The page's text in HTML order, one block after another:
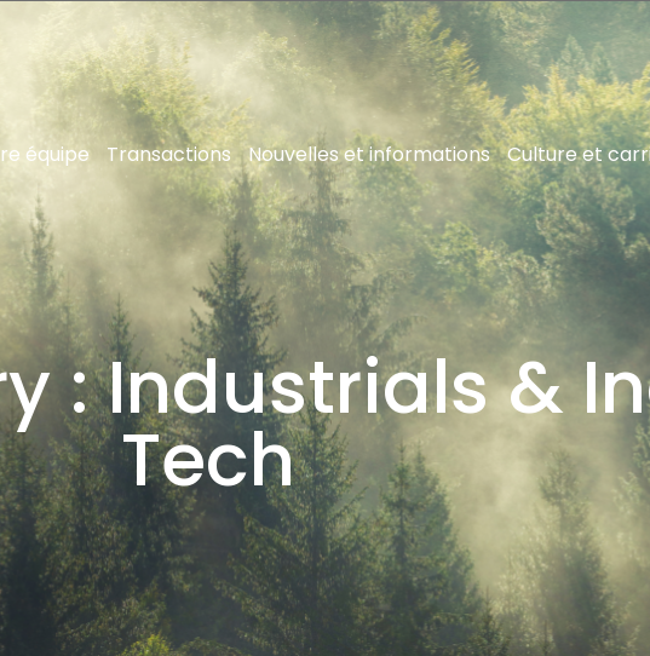
équipe Transactions Nouvelles et informations Culture et
:Industrials &
Tech